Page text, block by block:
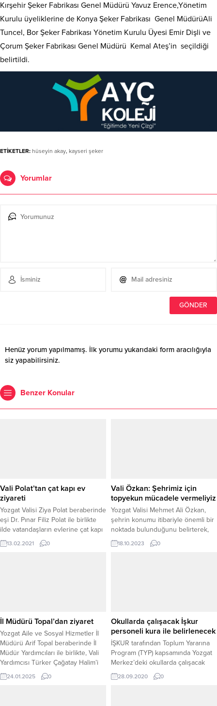
Kırşehir Şeker Fabrikası Genel Müdürü Yavuz Erence,Yönetim
Kurulu üyeliklerine de Konya Şeker Fabrikası Genel MüdürüAli
Tuncel, Bor Şeker Fabrikası Yönetim Kurulu Üyesi Emir Dişli ve
Çorum Şeker Fabrikası Genel Müdürü Kemal Ateş’in seçildiği
belirtildi.
ETİKETLER: hüseyin akay, kayseri şeker
Yorumlar
Henüz yorum yapılmamış. İlk yorumu yukarıdaki form aracılığıyla
siz yapabilirsiniz.
Benzer Konular
Vali Polat’tan çat kapı ev
ziyareti
Yozgat Valisi Ziya Polat beraberinde
eşi Dr. Pınar Filiz Polat ile birlikte
ilde vatandaşların evlerine çat kapı
misafir olarak ailelerin istek ve
taleplerini dinledi.
13.02.2021 0
Vali Özkan: Şehrimiz için
topyekun mücadele vermeliyiz
Yozgat Valisi Mehmet Ali Özkan,
şehrin konumu itibariyle önemli bir
noktada bulunduğunu belirterek,
kentin bu potansiyellerini daha
etkili bir şekilde kullanmak ve
18.10.2023 0
İl Müdürü Topal’dan ziyaret
Yozgat Aile ve Sosyal Hizmetler İl
Müdürü Arif Topal beraberinde İl
Müdür Yardımcıları ile birlikte, Vali
Yardımcısı Türker Çağatay Halim’i
ziyaret etti. Ziyaret sırasında,
Yozgat Aile ve Sosyal Hizmetler İl
24.01.2025 0
Okullarda çalışacak İşkur
personeli kura ile belirlenecek
İŞKUR tarafından Toplum Yararına
Program (TYP) kapsamında Yozgat
Merkez’deki okullarda çalışacak
personeller bugün noter
huzurunda yapılacak kura çekilişi
28.09.2020 0